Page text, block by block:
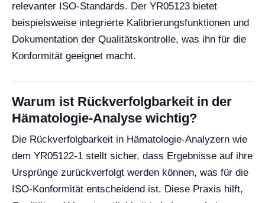
relevanter ISO-Standards. Der YR05123 bietet
beispielsweise integrierte Kalibrierungsfunktionen und
Dokumentation der Qualitätskontrolle, was ihn für die
Konformität geeignet macht.
Warum ist Rückverfolgbarkeit in der
Hämatologie-Analyse wichtig?
Die Rückverfolgbarkeit in Hämatologie-Analyzern wie
dem YR05122-1 stellt sicher, dass Ergebnisse auf ihre
Ursprünge zurückverfolgt werden können, was für die
ISO-Konformität entscheidend ist. Diese Praxis hilft,